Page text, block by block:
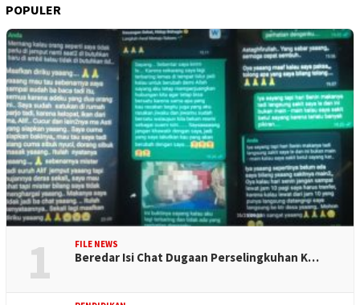
POPULER
1 FILE NEWS
Beredar Isi Chat Dugaan Perselingkuhan K…